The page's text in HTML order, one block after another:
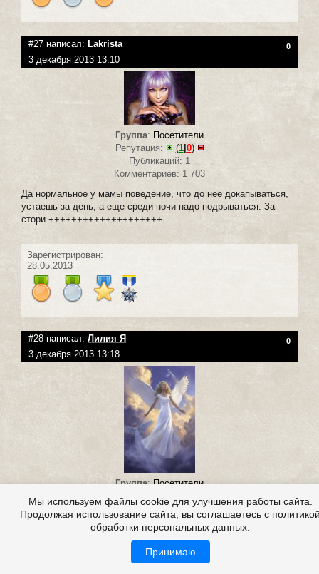
#27 написал: Lakrista 0
3 декабря 2013 13:10
Группа: Посетители
Репутация:
(1| 0)
Публикаций: 1
Комментариев: 1 703
Да нормальное у мамы поведение, что до нее докапываться,
устаешь за день, а еще среди ночи надо подрываться. За
стори ++++++++++++++++++++
Зарегистрирован:
28.05.2013
#28 написал: Лилия Я 0
3 декабря 2013 13:18
Группа:Посетители
Репутация:
Публикаций: 35
Комментариев: 884
Мы используем файлы cookie для улучшения работы сайта.
Продолжая использование сайта, вы соглашаетесь с
обработки персональных данных.
Принимаю